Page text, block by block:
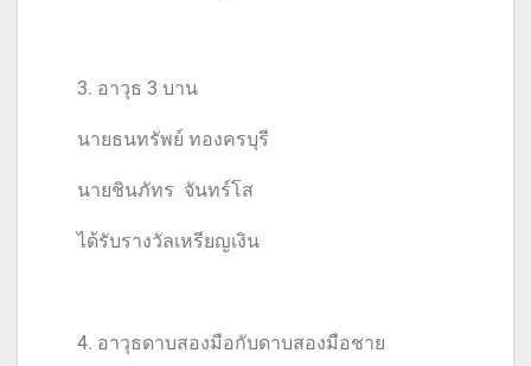
3. อาวุธ 3 บาน
นายธนทรัพย์ ทองครบุรี
นายชินภัทร จันทร์โส
ได้รับรางวัลเหรียญเงิน
4. อาวุธดาบสองมือกับดาบสองมือชาย